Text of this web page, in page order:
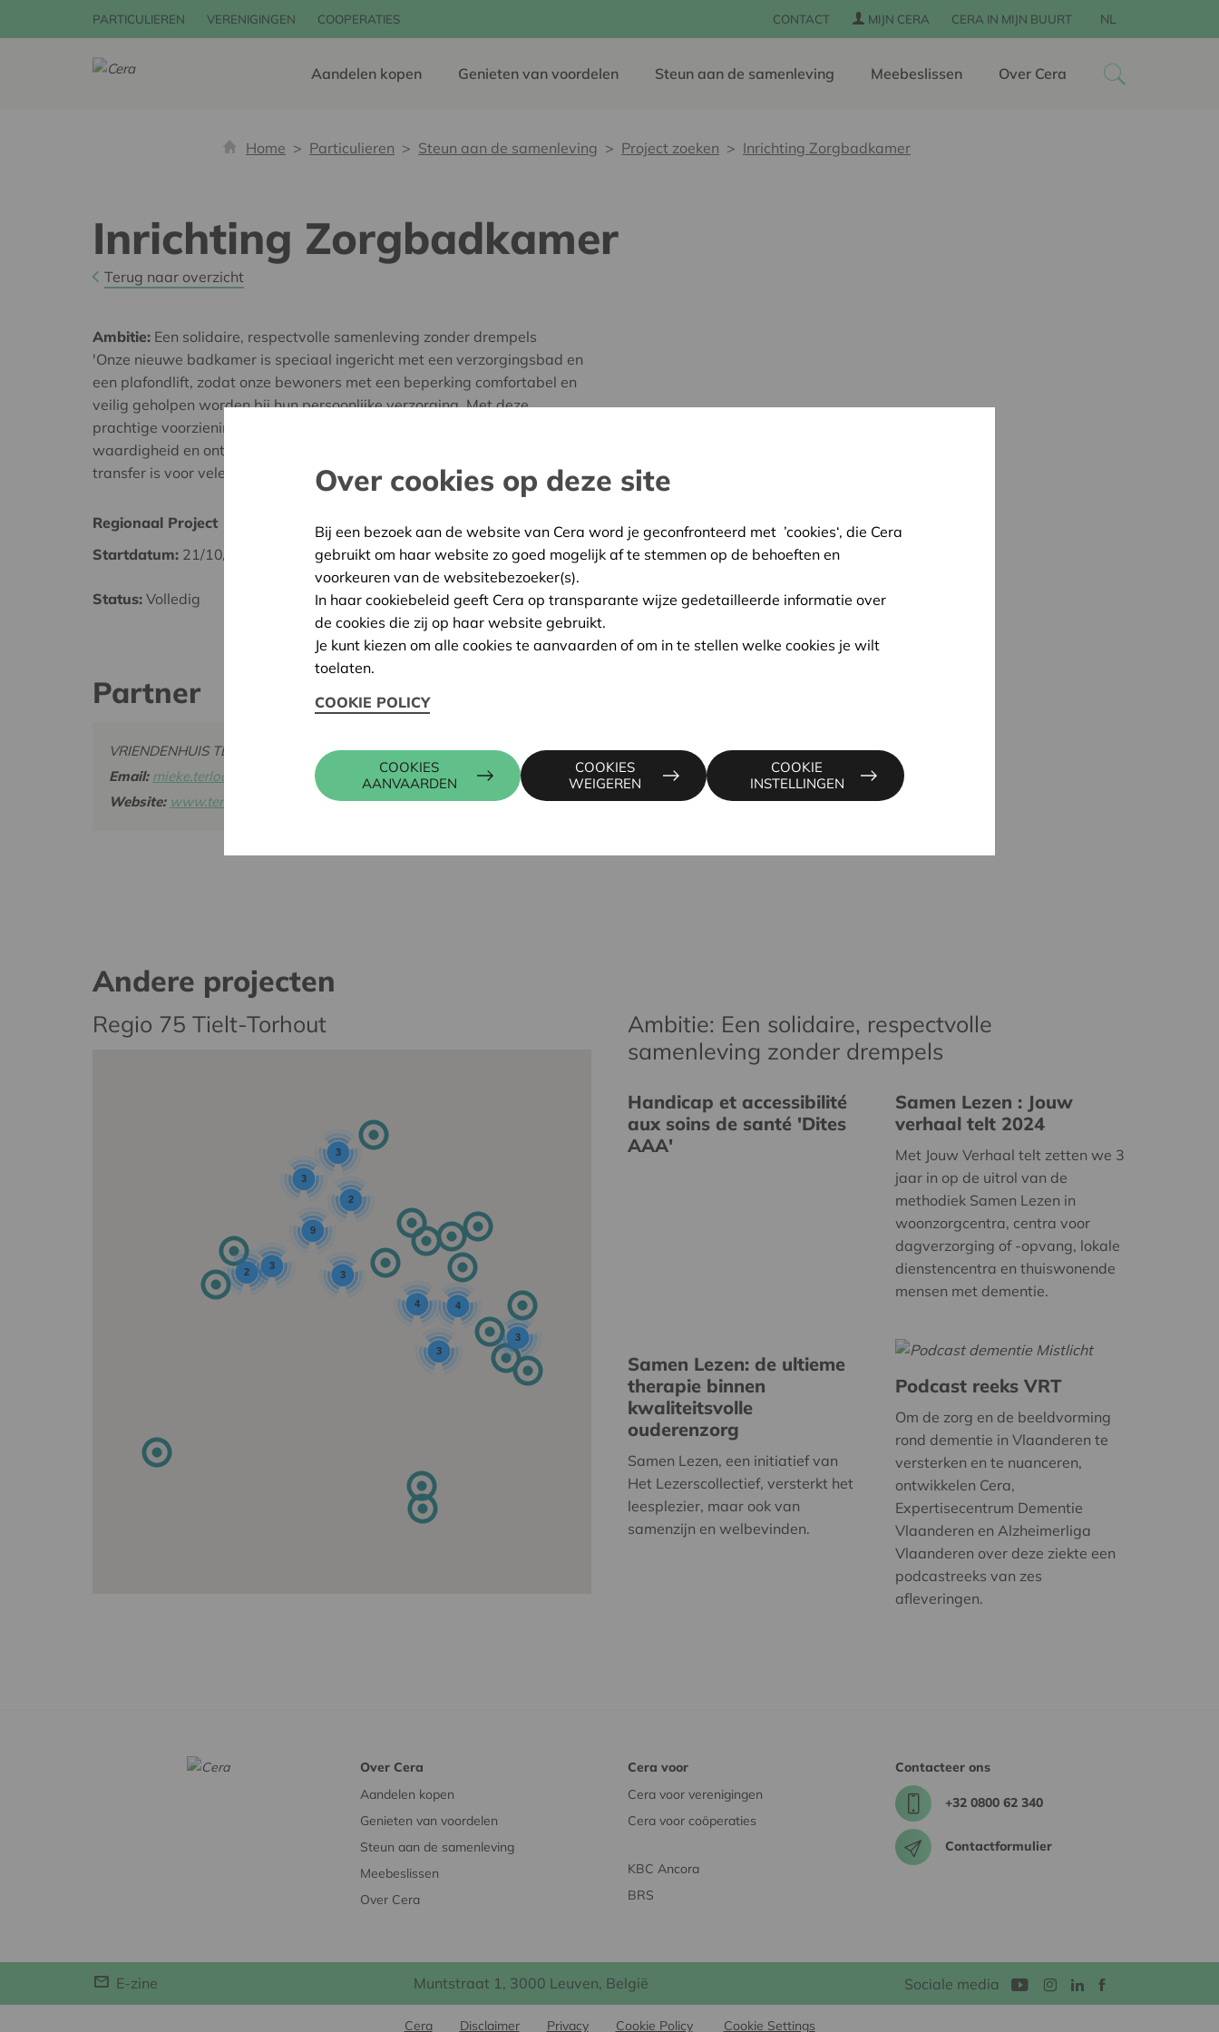
PARTICULIEREN VERENIGINGEN COOPERATIES CONTACT MIJN CERA CERA IN MIJN BUURT NL
Aandelen kopen Genieten van voordelen Steun aan de samenleving Meebeslissen Over Cera
Home Particulieren Steun aan de samenleving Project zoeken Inrichting Zorgbadkamer
Inrichting Zorgbadkamer
Terug naar overzicht
Ambitie: Een solidaire, respectvolle samenleving zonder drempels
'Onze nieuwe badkamer is speciaal ingericht met een verzorgingsbad en
een plafondlift, zodat onze bewoners met een beperking comfortabel en
veilig geholpen worden bij hun persoonlijke verzorging. Met deze
prachtige voorziening kunnen we onze cliënten nóg meer comfort,
waardigheid en ontspanning bieden. Een warm bad of een soepele
transfer is voor velen geen vanzelfsprekendheid. Met dank aan Cera.'
Regionaal Project
Startdatum: 21/10/2024
Status: Volledig
Tielt-Torhout
Datum:21/10/2024
Beslissing:Goedgekeurd
Partner
VRIENDENHUIS TER LOO, TORHOUTSESTEENWEG 58, 8210 ZEDELGEM
Email: mieke.terloo@gmail.com
Website: www.terloo.be
WIM INGELS
016 27 96 46
Andere projecten
Regio 75 Tielt-Torhout
9
2
3
3
4
3
4
3
3
3
2
Ambitie: Een solidaire, respectvolle
samenleving zonder drempels
Handicap et accessibilité
aux soins de santé 'Dites
AAA'
Samen Lezen : Jouw
verhaal telt 2024
Met Jouw Verhaal telt zetten we 3
jaar in op de uitrol van de
methodiek Samen Lezen in
woonzorgcentra, centra voor
dagverzorging of -opvang, lokale
dienstencentra en thuiswonende
mensen met dementie.
Samen Lezen: de ultieme
therapie binnen
kwaliteitsvolle
ouderenzorg
Samen Lezen, een initiatief van
Het Lezerscollectief, versterkt het
leesplezier, maar ook van
samenzijn en welbevinden.
Podcast reeks VRT
Om de zorg en de beeldvorming
rond dementie in Vlaanderen te
versterken en te nuanceren,
ontwikkelen Cera,
Expertisecentrum Dementie
Vlaanderen en Alzheimerliga
Vlaanderen over deze ziekte een
podcastreeks van zes
afleveringen.
Over Cera
Aandelen kopen
Genieten van voordelen
Steun aan de samenleving
Meebeslissen
Over Cera
Cera voor
Cera voor verenigingen
Cera voor coöperaties
KBC Ancora
BRS
Contacteer ons
+32 0800 62 340
Contactformulier
E-zine Muntstraat 1, 3000 Leuven, België Sociale media
Cera Disclaimer Privacy Cookie Policy Cookie Settings
Over cookies op deze site
Bij een bezoek aan de website van Cera word je geconfronteerd met ’cookies‘, die Cera
gebruikt om haar website zo goed mogelijk af te stemmen op de behoeften en
voorkeuren van de websitebezoeker(s).
In haar cookiebeleid geeft Cera op transparante wijze gedetailleerde informatie over
de cookies die zij op haar website gebruikt.
Je kunt kiezen om alle cookies te aanvaarden of om in te stellen welke cookies je wilt
toelaten.
COOKIE POLICY
COOKIES
AANVAARDEN
COOKIES
WEIGEREN
COOKIE
INSTELLINGEN